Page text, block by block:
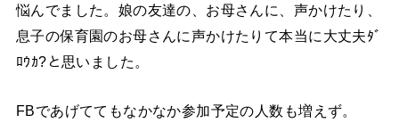
悩んでました。娘の友達の、お母さんに、声かけたり、
息子の保育園のお母さんに声かけたりて本当に大丈夫ﾀﾞ
ﾛｳｶ?と思いました。
FBであげててもなかなか参加予定の人数も増えず。